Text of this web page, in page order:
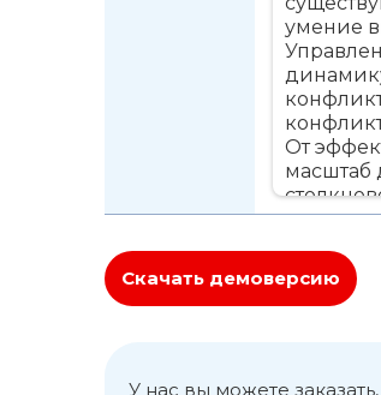
умение
От
масштаб
Скачать демоверсию
У нас вы можете